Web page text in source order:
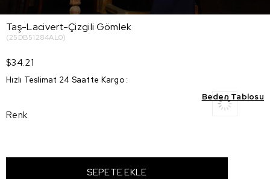
Taş-Lacivert-Çizgili Gömlek
(25DB51284AL0)
$34.21
Hızlı Teslimat 24 Saatte Kargo :
Beden Tablosu
Renk